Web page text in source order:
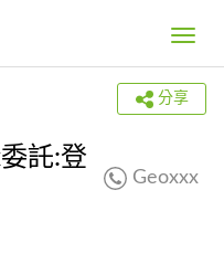
Toggle
分享
託:登
Geoxxx